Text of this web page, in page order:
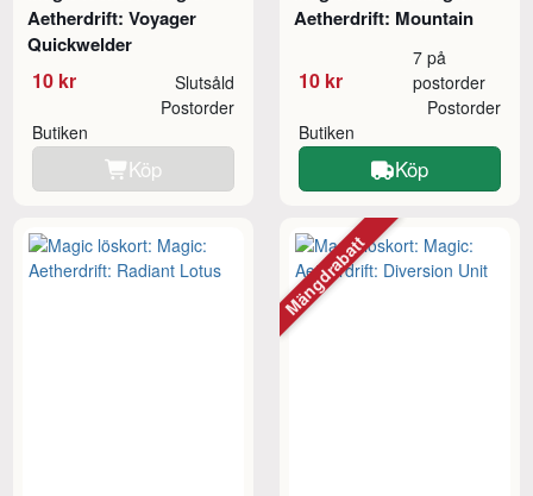
Aetherdrift: Voyager
Quickwelder
10 kr Slutsåld
Butiken
Postorder
Köp
Aetherdrift: Mountain
10 kr
7 på
postorder
Butiken
Postorder
Köp
Mängdrabatt